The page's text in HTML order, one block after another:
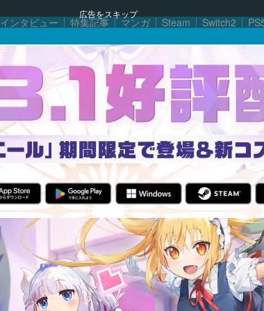
広告をスキップ
インタビュー 特集記事 マンガ Steam Switch2